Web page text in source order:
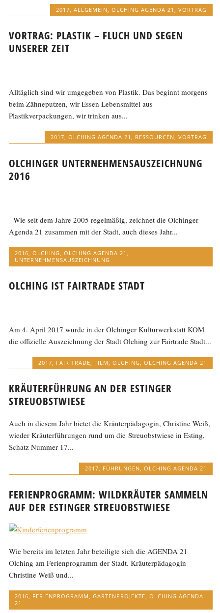
2017 ALLGEMEIN OLCHING AGENDA 21 VORTRAG
VORTRAG: PLASTIK – FLUCH UND SEGEN
UNSERER ZEIT
Alltäglich sind wir umgegeben von Plastik. Das beginnt morgens
beim Zähneputzen, wir Essen Lebensmittel aus
Plastikverpackungen, wir trinken aus...
2017, OLCHING AGENDA 21 , RESSOURCEN, VORTRAG
OLCHINGER UNTERNEHMENSAUSZEICHNUNG
2016
Wie seit dem Jahre 2005 regelmäßig, zeichnet die Olchinger
Agenda 21 zusammen mit der Stadt, auch dieses Jahr...
2016 ,OLCHING ,OLCHING AGENDA 21
UNTERNEHMENSAUSZEICHNUNG
OLCHING IST FAIRTRADE STADT
Am 4. April 2017 wurde in der Olchinger Kulturwerkstatt KOM
die offizielle Auszeichnung der Stadt Olching zur Fairtrade Stadt...
2017, FAIR TRADE, FILM, OLCHING, OLCHING AGENDA 21
KRÄUTERFÜHRUNG AN DER ESTINGER
STREUOBSTWIESE
Auch in diesem Jahr bietet die Kräuterpädagogin, Christine Weiß,
wieder Kräuterführungen rund um die Streuobstwiese in Esting,
Schatz Nummer 17...
2017, FÜHRUNGEN, OLCHING AGENDA 21
FERIENPROGRAMM: WILDKRÄUTER SAMMELN
AUF DER ESTINGER STREUOBSTWIESE
Wie bereits im letzten Jahr beteiligte sich die AGENDA 21
Olching am Ferienprogramm der Stadt. Kräuterpädagogin
Christine Weiß und...
2016 FERIENPROGRAMM ,GARTENPROJEKTE ,OLCHING AGENDA
21